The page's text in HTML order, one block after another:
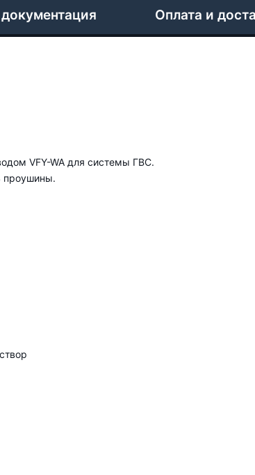
Оплата и
VFY-WA для системы ГВС.
проушины.